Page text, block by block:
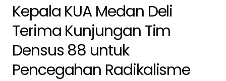
Kepala KUA Medan Deli
Terima Kunjungan Tim
Densus 88 untuk
Pencegahan Radikalisme